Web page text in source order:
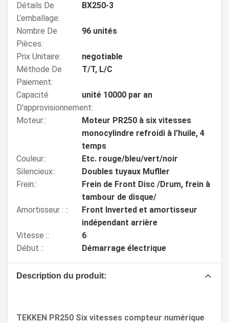
Détails De
L'emballage:
BX250-3
Nombre De
Pièces:
96 unités
Prix Unitaire:
negotiable
Méthode De
Paiement:
T/T, L/C
Capacité
D'approvisionnement:
unité 10000 par an
Moteur::
Moteur PR250 à six vitesses
monocylindre refroidi à l'huile, 4
temps
Couleur::
Etc. rouge/bleu/vert/noir
Silencieux::
Doubles tuyaux Mufller
Frein::
Frein de Front Disc /Drum, frein à
tambour de disque/
Amortisseur : ::
Front Inverted et amortisseur
indépendant arrière
Vitesse ::
6
Début ::
Démarrage électrique
Description du produit:
TEKKEN PR250 Six vitesses compteur numérique